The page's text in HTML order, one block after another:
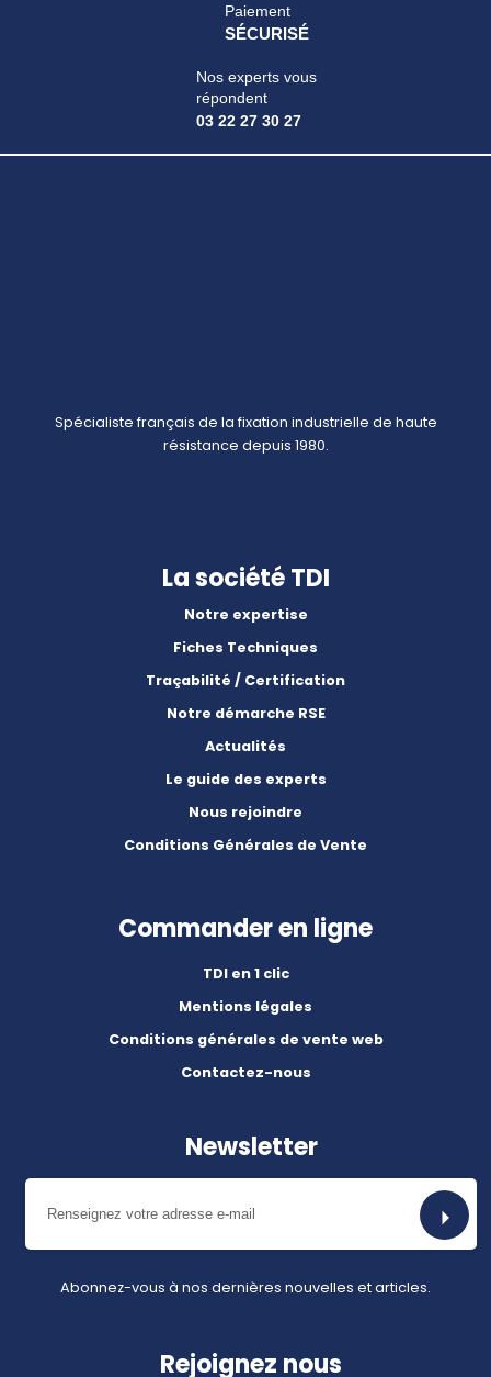
Paiement
SÉCURISÉ
Nos experts vous
répondent
03 22 27 30 27
Spécialiste français de la fixation industrielle de haute
résistance depuis 1980.
La société TDI
Notre expertise
Fiches Techniques
Traçabilité / Certification
Notre démarche RSE
Actualités
Le guide des experts
Nous rejoindre
Conditions Générales de Vente
Commander en ligne
TDI en 1 clic
Mentions légales
Conditions générales de vente web
Contactez-nous
Newsletter
Abonnez-vous à nos dernières nouvelles et articles.
Rejoignez nous